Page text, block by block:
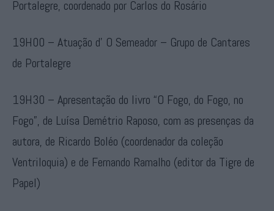
Portalegre, coordenado por Carlos do Rosário
19H00 – Atuação d’ O Semeador – Grupo de Cantares
de Portalegre
19H30 – Apresentação do livro “O Fogo, do Fogo, no
Fogo”, de Luísa Demétrio Raposo, com as presenças da
autora, de Ricardo Boléo (coordenador da coleção
Ventriloquia) e de Fernando Ramalho (editor da Tigre de
Papel)